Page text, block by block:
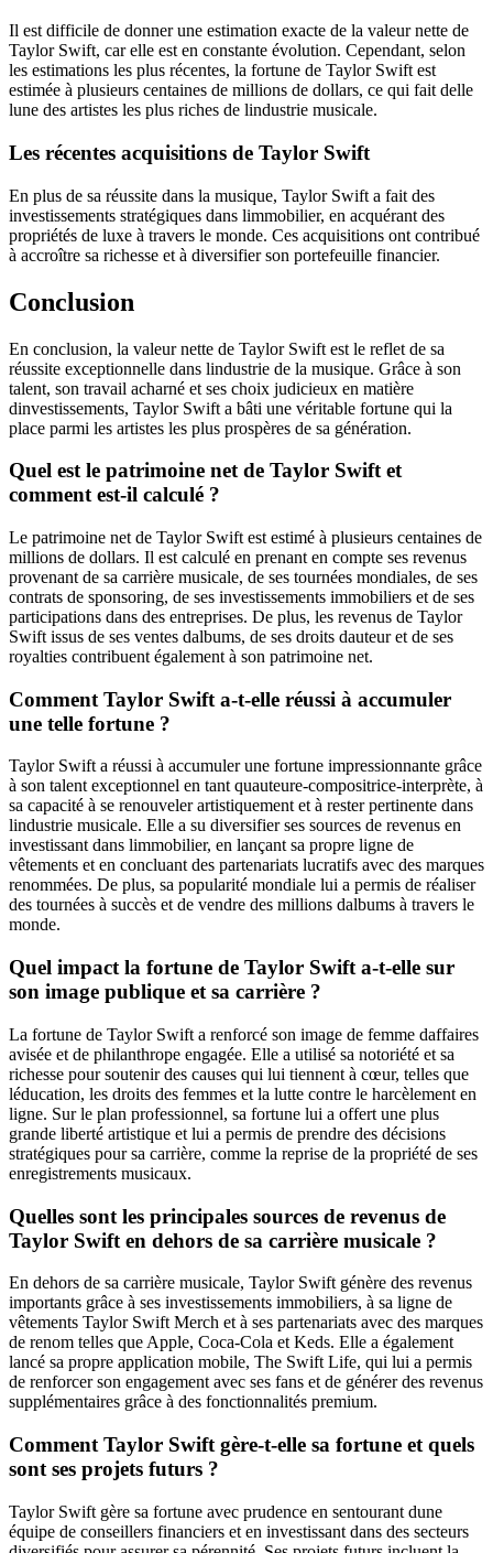
Il est difficile de donner une estimation exacte de la valeur nette de
Taylor Swift, car elle est en constante évolution. Cependant, selon
les estimations les plus récentes, la fortune de Taylor Swift est
estimée à plusieurs centaines de millions de dollars, ce qui fait delle
lune des artistes les plus riches de lindustrie musicale.
Les récentes acquisitions de Taylor Swift
En plus de sa réussite dans la musique, Taylor Swift a fait des
investissements stratégiques dans limmobilier, en acquérant des
propriétés de luxe à travers le monde. Ces acquisitions ont contribué
à accroître sa richesse et à diversifier son portefeuille financier.
Conclusion
En conclusion, la valeur nette de Taylor Swift est le reflet de sa
réussite exceptionnelle dans lindustrie de la musique. Grâce à son
talent, son travail acharné et ses choix judicieux en matière
dinvestissements, Taylor Swift a bâti une véritable fortune qui la
place parmi les artistes les plus prospères de sa génération.
Quel est le patrimoine net de Taylor Swift et
comment est-il calculé ?
Le patrimoine net de Taylor Swift est estimé à plusieurs centaines de
millions de dollars. Il est calculé en prenant en compte ses revenus
provenant de sa carrière musicale, de ses tournées mondiales, de ses
contrats de sponsoring, de ses investissements immobiliers et de ses
participations dans des entreprises. De plus, les revenus de Taylor
Swift issus de ses ventes dalbums, de ses droits dauteur et de ses
royalties contribuent également à son patrimoine net.
Comment Taylor Swift a-t-elle réussi à accumuler
une telle fortune ?
Taylor Swift a réussi à accumuler une fortune impressionnante grâce
à son talent exceptionnel en tant quauteure-compositrice-interprète, à
sa capacité à se renouveler artistiquement et à rester pertinente dans
lindustrie musicale. Elle a su diversifier ses sources de revenus en
investissant dans limmobilier, en lançant sa propre ligne de
vêtements et en concluant des partenariats lucratifs avec des marques
renommées. De plus, sa popularité mondiale lui a permis de réaliser
des tournées à succès et de vendre des millions dalbums à travers le
monde.
Quel impact la fortune de Taylor Swift a-t-elle sur
son image publique et sa carrière ?
La fortune de Taylor Swift a renforcé son image de femme daffaires
avisée et de philanthrope engagée. Elle a utilisé sa notoriété et sa
richesse pour soutenir des causes qui lui tiennent à cœur, telles que
léducation, les droits des femmes et la lutte contre le harcèlement en
ligne. Sur le plan professionnel, sa fortune lui a offert une plus
grande liberté artistique et lui a permis de prendre des décisions
stratégiques pour sa carrière, comme la reprise de la propriété de ses
enregistrements musicaux.
Quelles sont les principales sources de revenus de
Taylor Swift en dehors de sa carrière musicale ?
En dehors de sa carrière musicale, Taylor Swift génère des revenus
importants grâce à ses investissements immobiliers, à sa ligne de
vêtements Taylor Swift Merch et à ses partenariats avec des marques
de renom telles que Apple, Coca-Cola et Keds. Elle a également
lancé sa propre application mobile, The Swift Life, qui lui a permis
de renforcer son engagement avec ses fans et de générer des revenus
supplémentaires grâce à des fonctionnalités premium.
Comment Taylor Swift gère-t-elle sa fortune et quels
sont ses projets futurs ?
Taylor Swift gère sa fortune avec prudence en sentourant dune
équipe de conseillers financiers et en investissant dans des secteurs